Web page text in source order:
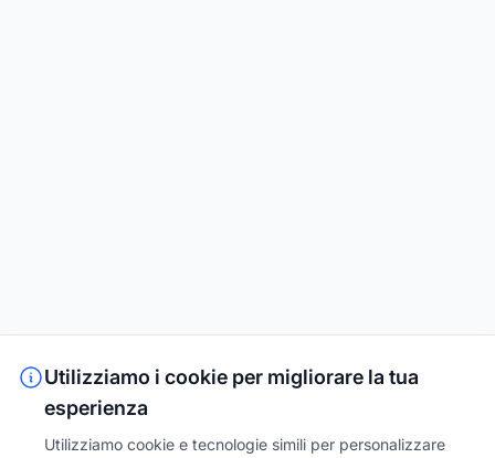
Utilizziamo i cookie per migliorare la tua
esperienza
Utilizziamo cookie e tecnologie simili per personalizzare